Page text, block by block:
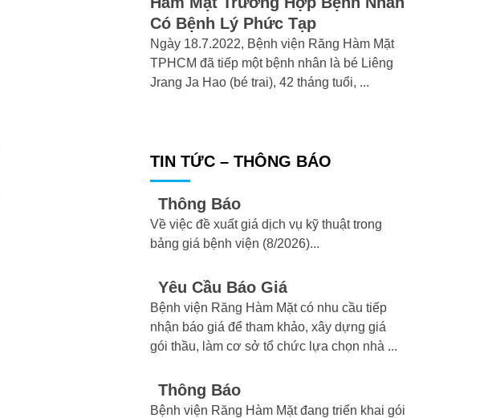
Có Bệnh Lý Phức Tạp
Ngày 18.7.2022, Bệnh viện Răng Hàm Mặt
TPHCM đã tiếp một bệnh nhân là bé Liêng
Jrang Ja Hao (bé trai), 42 tháng tuổi, ...
TIN TỨC – THÔNG BÁO
Thông Báo
Về việc đề xuất giá dịch vụ kỹ thuật trong
bảng giá bệnh viện (8/2026)...
Yêu Cầu Báo Giá
Bệnh viện Răng Hàm Mặt có nhu cầu tiếp
nhận báo giá để tham khảo, xây dựng giá
gói thầu, làm cơ sở tổ chức lựa chọn nhà ...
Thông Báo
Bệnh viện Răng Hàm Mặt đang triển khai gói